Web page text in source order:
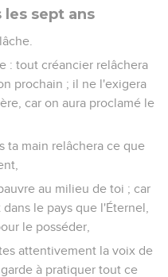
sept ans
: tout créancier relâchera
prochain ; il ne l'exigera
car on aura proclamé le
ta main relâchera ce que
au milieu de toi ; car
le pays que l'Éternel,
le posséder,
attentivement la voix de
à pratiquer tout ce